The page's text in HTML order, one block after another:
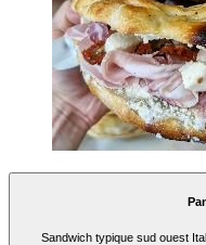
Sandwich typique sud ouest